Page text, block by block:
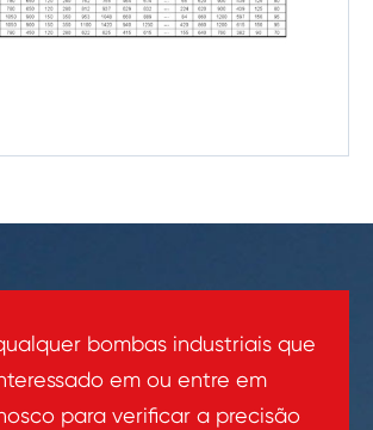
bombas industriais que
em ou entre em
para verificar a precisão